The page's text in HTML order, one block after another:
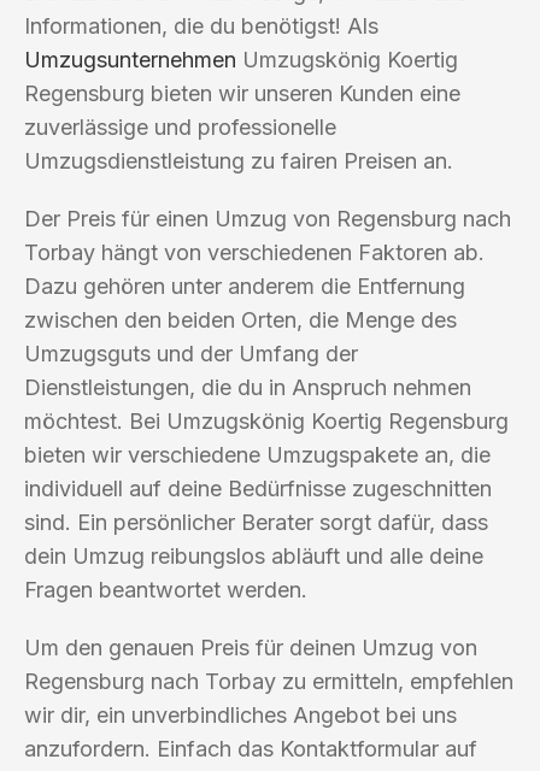
Informationen, die du benötigst! Als
Umzugsunternehmen Umzugskönig Koertig
Regensburg bieten wir unseren Kunden eine
zuverlässige und professionelle
Umzugsdienstleistung zu fairen Preisen an.
Der Preis für einen Umzug von Regensburg nach
Torbay hängt von verschiedenen Faktoren ab.
Dazu gehören unter anderem die Entfernung
zwischen den beiden Orten, die Menge des
Umzugsguts und der Umfang der
Dienstleistungen, die du in Anspruch nehmen
möchtest. Bei Umzugskönig Koertig Regensburg
bieten wir verschiedene Umzugspakete an, die
individuell auf deine Bedürfnisse zugeschnitten
sind. Ein persönlicher Berater sorgt dafür, dass
dein Umzug reibungslos abläuft und alle deine
Fragen beantwortet werden.
Um den genauen Preis für deinen Umzug von
Regensburg nach Torbay zu ermitteln, empfehlen
wir dir, ein unverbindliches Angebot bei uns
anzufordern. Einfach das Kontaktformular auf